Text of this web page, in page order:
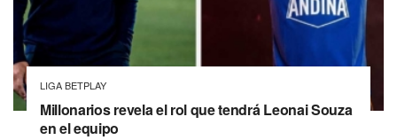
LIGA BETPLAY
Millonarios revela el rol que tendrá Leonai Souza
en el equipo